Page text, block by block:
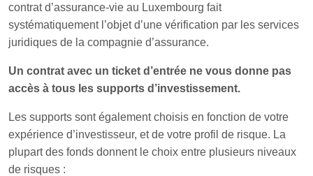
contrat d’assurance-vie au Luxembourg fait
systématiquement l’objet d’une vérification par les services
juridiques de la compagnie d’assurance.
Un contrat avec un ticket d’entrée ne vous donne pas
accès à tous les supports d’investissement.
Les supports sont également choisis en fonction de votre
expérience d’investisseur, et de votre profil de risque. La
plupart des fonds donnent le choix entre plusieurs niveaux
de risques :